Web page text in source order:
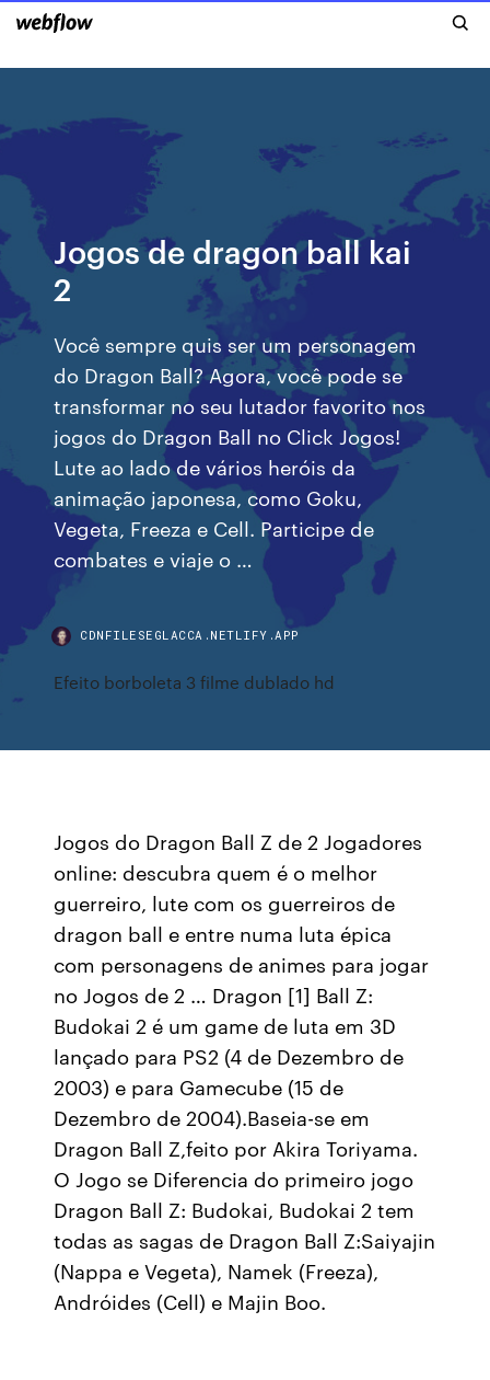
Jogos de dragon ball kai
2
Você sempre quis ser um personagem
do Dragon Ball? Agora, você pode se
transformar no seu lutador favorito nos
jogos do Dragon Ball no Click Jogos!
Lute ao lado de vários heróis da
animação japonesa, como Goku,
Vegeta, Freeza e Cell. Participe de
combates e viaje o …
CDNFILESEGLACCA.NETLIFY.APP
Efeito borboleta 3 filme dublado hd
Jogos do Dragon Ball Z de 2 Jogadores
online: descubra quem é o melhor
guerreiro, lute com os guerreiros de
dragon ball e entre numa luta épica
com personagens de animes para jogar
no Jogos de 2 … Dragon [1] Ball Z:
Budokai 2 é um game de luta em 3D
lançado para PS2 (4 de Dezembro de
2003) e para Gamecube (15 de
Dezembro de 2004).Baseia-se em
Dragon Ball Z,feito por Akira Toriyama.
O Jogo se Diferencia do primeiro jogo
Dragon Ball Z: Budokai, Budokai 2 tem
todas as sagas de Dragon Ball Z:Saiyajin
(Nappa e Vegeta), Namek (Freeza),
Andróides (Cell) e Majin Boo.